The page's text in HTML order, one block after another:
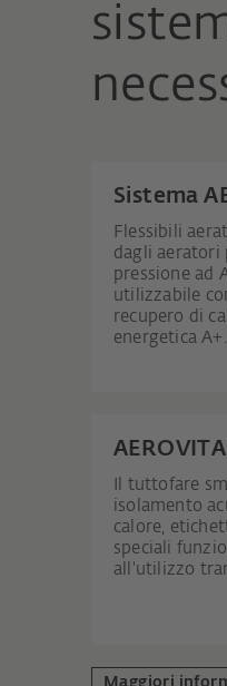
Sistema
Flessibili
dagli aeratori
pressione ad
utilizzabile
recupero di
energetica A+.
Il tuttofare
isolamento
calore,
speciali
all'utilizzo
Maggiori